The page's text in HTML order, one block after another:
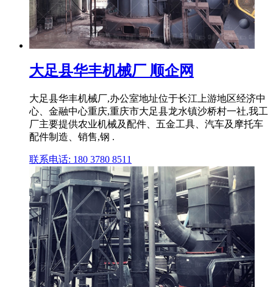
大足县华丰机械厂 顺企网
大足县华丰机械厂,办公室地址位于长江上游地区经济中
心、金融中心重庆,重庆市大足县龙水镇沙桥村一社,我工
厂主要提供农业机械及配件、五金工具、汽车及摩托车
配件制造、销售,钢 .
联系电话: 180 3780 8511